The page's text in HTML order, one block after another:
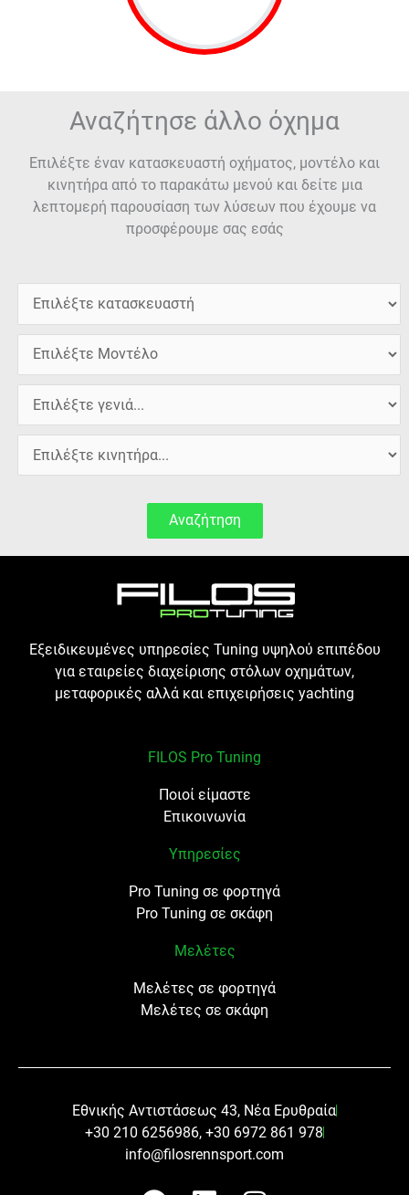
Αναζήτησε άλλο όχημα
Επιλέξτε έναν κατασκευαστή οχήματος, μοντέλο και
κινητήρα από το παρακάτω μενού και δείτε μια
λεπτομερή παρουσίαση των λύσεων που έχουμε να
προσφέρουμε σας εσάς
Αναζήτηση
Εξειδικευμένες υπηρεσίες Tuning υψηλού επιπέδου
για εταιρείες διαχείρισης στόλων οχημάτων,
μεταφορικές αλλά και επιχειρήσεις yachting
FILOS Pro Tuning
Ποιοί είμαστε
Επικοινωνία
Υπηρεσίες
Pro Tuning σε φορτηγά
Pro Tuning σε σκάφη
Μελέτες
Μελέτες σε φορτηγά
Μελέτες σε σκάφη
Εθνικής Αντιστάσεως 43, Νέα Ερυθραία
+30 210 6256986, +30 6972 861 978
info@filosrennsport.com